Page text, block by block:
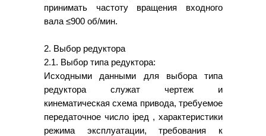
принимать частоту вращения входного
вала ≤900 об/мин.
2. Выбор редуктора
2.1. Выбор типа редуктора:
Исходными данными для выбора типа
редуктора служат чертеж и
кинематическая схема привода, требуемое
передаточное число iред , характеристики
режима эксплуатации, требования к